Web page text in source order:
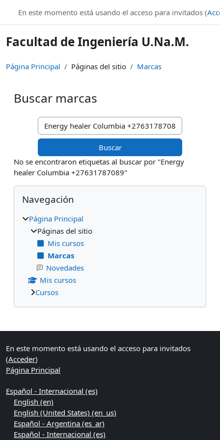
En este momento está usando el acceso para invitados (
Facultad de Ingeniería U.Na.M.
Página Principal Páginas del sitio Marcas
Buscar marcas
Buscar marcas
No se encontraron etiquetas al buscar por "Energy
healer Columbia +27631787089"
Bloques
Salta Navegación
Navegación
Página Principal
Páginas del sitio
Mis cursos
Marcas
Novedades
Mis cursos
Cursos
Bloques suplementarios
En este momento está usando el acceso para invitados
(Acceder)
Página Principal
Español - Internacional ‎(es)‎
English ‎(en)‎
English (United States) ‎(en_us)‎
Español - Argentina ‎(es_ar)‎
Español - Internacional ‎(es)‎